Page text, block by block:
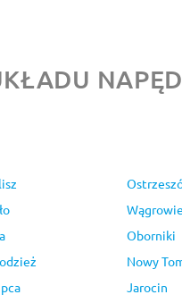
Oborniki
Nowy
Jarocin